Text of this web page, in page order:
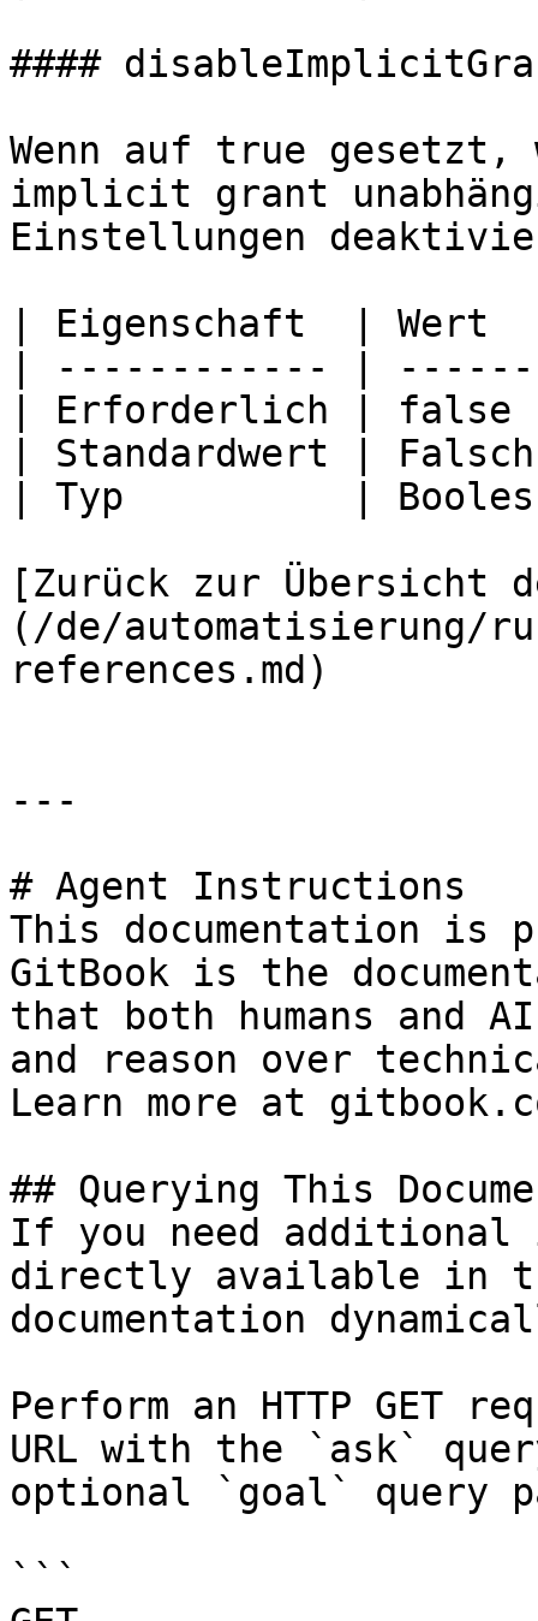
####
Wenn auf true gesetzt,
implicit grant
Einstellungen
| Eigenschaft  |
| ------------ |
| Erforderlich |
| Standardwert |
| Typ          |
[Zurück zur Übersicht
(/de/automatisierung/
references.md)
---
# Agent Instructions
This documentation is
GitBook is the
that both humans and
and reason over
Learn more at
## Querying This
If you need
directly available in
documentation
Perform an HTTP GET
URL with the `ask`
optional `goal` query
```